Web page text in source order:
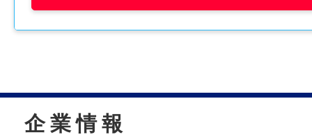
1位：人間関係(チームワークの良さ) 539
2位：ワークライフバランス(持ち帰り業務
さ) 298名
企 業 情 報